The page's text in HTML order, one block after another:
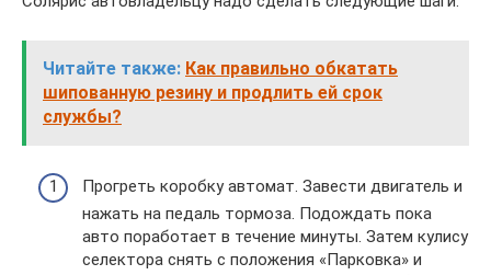
Читайте также: Как правильно обкатать
шипованную резину и продлить ей срок
службы?
Прогреть коробку автомат. Завести двигатель и
нажать на педаль тормоза. Подождать пока
авто поработает в течение минуты. Затем кулису
селектора снять с положения «Парковка» и